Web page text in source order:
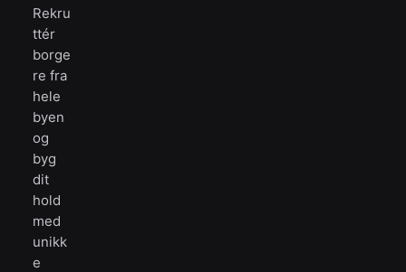
Rekru
ttér
borge
re fra
hele
byen
og
byg
dit
hold
med
unikk
e